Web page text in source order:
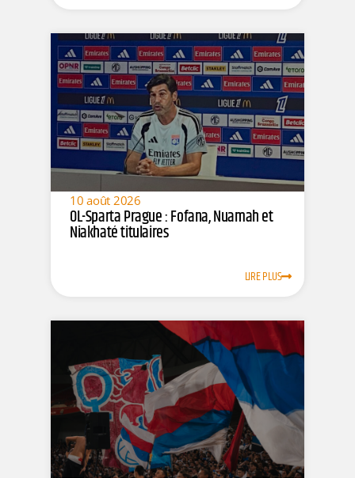
10 août 2026
OL-Sparta Prague : Fofana, Nuamah et
Niakhaté titulaires
LIRE PLUS